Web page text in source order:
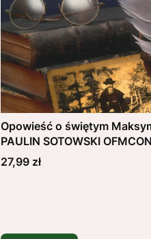
Opowieść o świętym
PAULIN SOTOWSKI
Cena
27,99 zł